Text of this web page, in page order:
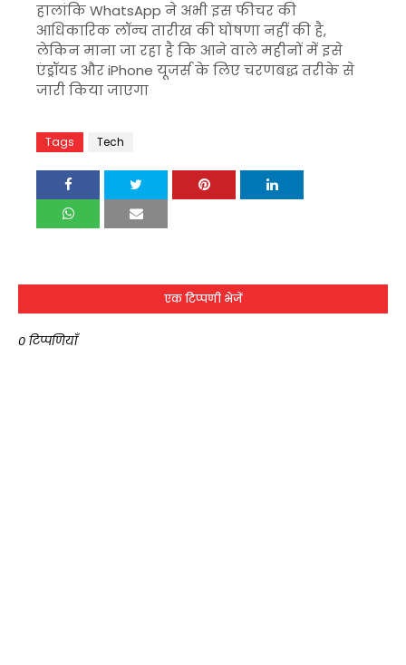
हालांकि WhatsApp ने अभी इस फीचर की
आधिकारिक लॉन्च तारीख की घोषणा नहीं की है,
लेकिन माना जा रहा है कि आने वाले महीनों में इसे
एंड्रॉयड और iPhone यूजर्स के लिए चरणबद्ध तरीके से
जारी किया जाएगा
Tags Tech
एक टिप्पणी भेजें
0 टिप्पणियाँ